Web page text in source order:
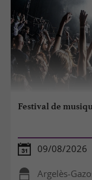
Festival de
09/08/2026
Argelès-